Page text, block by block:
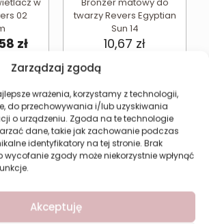
Zarządzaj zgodą
wrażenia, korzystamy z technologii,
do przechowywania i/lub uzyskiwania
o urządzeniu. Zgoda na te technologie
dane, takie jak zachowanie podczas
identyfikatory na tej stronie. Brak
zgody może niekorzystnie wpłynąć
Akceptuję
02
złAktualna
cena
wynosi:
w ciągu
twarzy Revers Egyptian
Sun 14
10,67 zł
Dodaj do koszyka